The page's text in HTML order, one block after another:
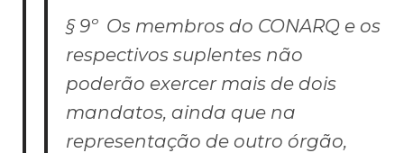
§ 9º Os membros do CONARQ e os
respectivos suplentes não
poderão exercer mais de dois
mandatos, ainda que na
representação de outro órgão,